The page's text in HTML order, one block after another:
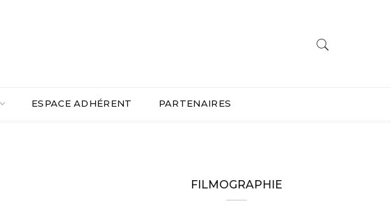
ESPACE ADHÉRENT PARTENAIRES
FILMOGRAPHIE